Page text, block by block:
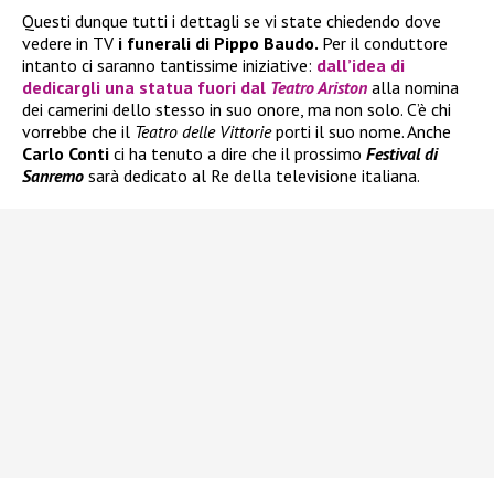
Questi dunque tutti i dettagli se vi state chiedendo dove
vedere in TV i funerali di Pippo Baudo. Per il conduttore
intanto ci saranno tantissime iniziative: dall’idea di
dedicargli una statua fuori dal Teatro Ariston alla nomina
dei camerini dello stesso in suo onore, ma non solo. C’è chi
vorrebbe che il Teatro delle Vittorieporti il suo nome. Anche
Carlo Conti ci ha tenuto a dire che il prossimo Festival di
Sanremo sarà dedicato al Re della televisione italiana.